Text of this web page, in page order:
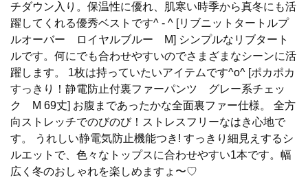
チダウン入り。保温性に優れ、肌寒い時季から真冬にも活
躍してくれる優秀ベストです^ - ^ [リブニットタートルプ
ルオーバー ロイヤルブルー M] シンプルなリブタート
ルです。何にでも合わせやすいのでさまざまなシーンに活
躍します。 1枚は持っていたいアイテムです^o^ [ポカポカ
すっきり！静電防止付裏ファーパンツ グレー系チェッ
ク M 69丈] お腹まであったかな全面裏ファー仕様。 全方
向ストレッチでのびのび！ストレスフリーなはき心地で
す。 うれしい静電気防止機能つき! すっきり細見えするシ
ルエットで、色々なトップスに合わせやすい1本です。幅
広く冬のおしゃれを楽しめますょ〜♡